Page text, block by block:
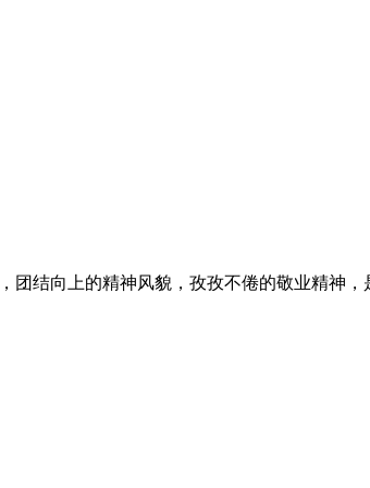
结向上的精神风貌，孜孜不倦的敬业精神，